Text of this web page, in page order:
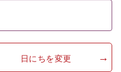
日にちを変更